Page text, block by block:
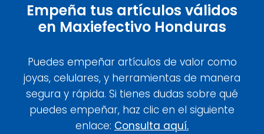
Empeña tus artículos válidos
en Maxiefectivo Honduras
Puedes empeñar artículos de valor como
joyas, celulares, y herramientas de manera
segura y rápida. Si tienes dudas sobre qué
puedes empeñar, haz clic en el siguiente
enlace: Consulta aquí.